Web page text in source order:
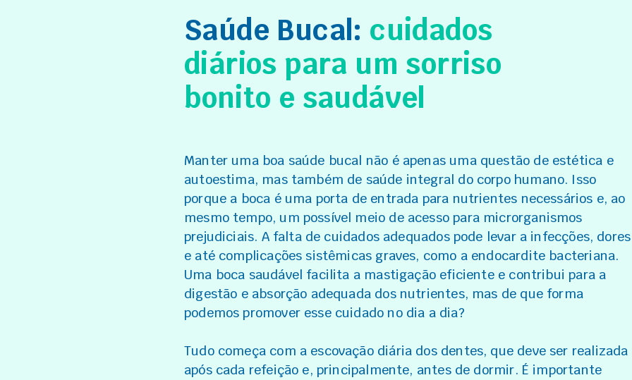
Saúde Bucal: cuidados
diários para um sorriso
bonito e saudável
Manter uma boa saúde bucal não é apenas uma questão de estética e
autoestima, mas também de saúde integral do corpo humano. Isso
porque a boca é uma porta de entrada para nutrientes necessários e, ao
mesmo tempo, um possível meio de acesso para microrganismos
prejudiciais. A falta de cuidados adequados pode levar a infecções, dores
e até complicações sistêmicas graves, como a endocardite bacteriana.
Uma boca saudável facilita a mastigação eficiente e contribui para a
digestão e absorção adequada dos nutrientes, mas de que forma
podemos promover esse cuidado no dia a dia?
Tudo começa com a escovação diária dos dentes, que deve ser realizada
após cada refeição e, principalmente, antes de dormir. É importante